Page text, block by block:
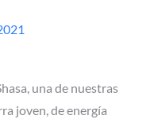
una de nuestras
joven, de energía